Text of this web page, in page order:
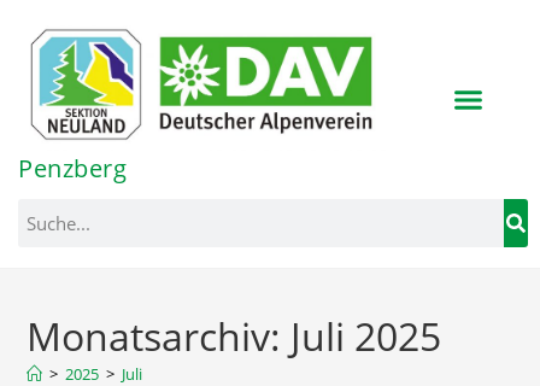
springen
Penzberg
Monatsarchiv: Juli 2025
> 2025 > Juli